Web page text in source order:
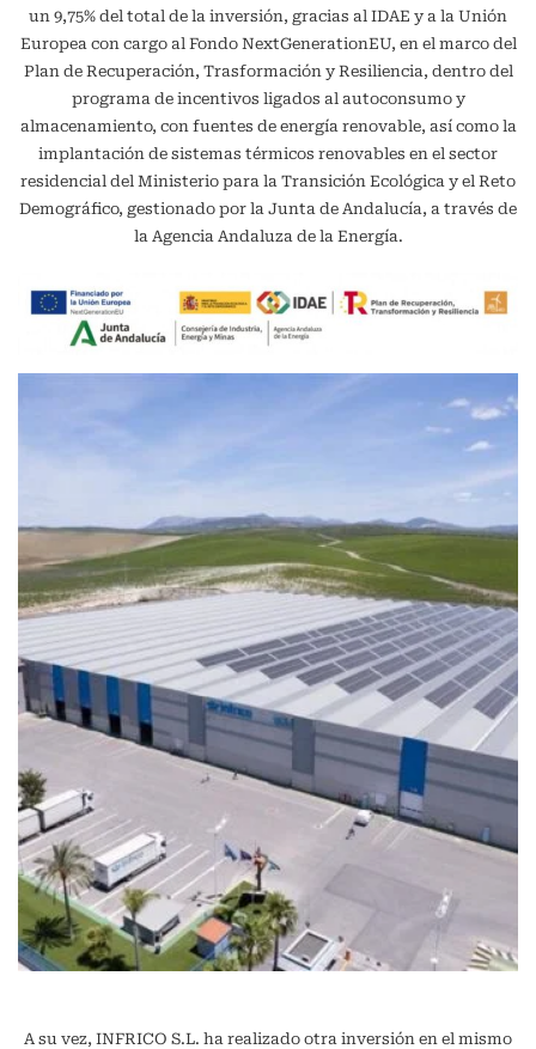
un 9,75% del total de la inversión, gracias al IDAE y a la Unión
Europea con cargo al Fondo NextGenerationEU, en el marco del
Plan de Recuperación, Trasformación y Resiliencia, dentro del
programa de incentivos ligados al autoconsumo y
almacenamiento, con fuentes de energía renovable, así como la
implantación de sistemas térmicos renovables en el sector
residencial del Ministerio para la Transición Ecológica y el Reto
Demográfico, gestionado por la Junta de Andalucía, a través de
la Agencia Andaluza de la Energía.
A su vez, INFRICO S.L. ha realizado otra inversión en el mismo